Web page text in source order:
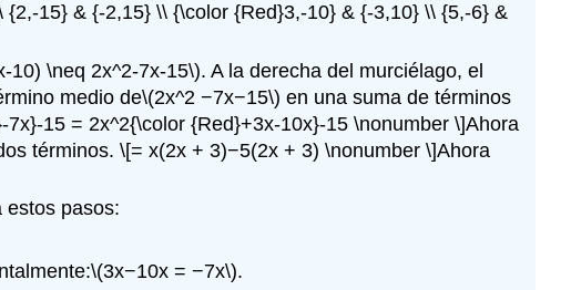
15} & {-2,15} \\ {\color {Red}3,-10} & {-3,10} \\ {5,-6} &
10) \neq 2x^2-7x-15\). A la derecha del murciélago, el
medio de\(2x^2 −7x−15\) en una suma de términos
7x}-15 = 2x^2{\color {Red}+3x-10x}-15 \nonumber \]Ahora
términos. \[= x(2x + 3)−5(2x + 3) \nonumber \]Ahora
estos pasos:
\(3x−10x = −7x\).